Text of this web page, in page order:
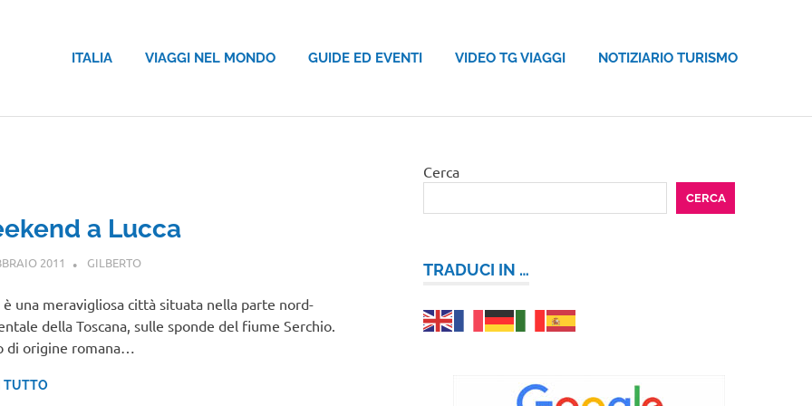
ITALIA VIAGGI NEL MONDO GUIDE ED EVENTI VIDEO TG VIAGGI NOTIZIARIO TURISMO
a Lucca
2011 GILBERTO
è una meravigliosa città situata nella parte nord-
della Toscana, sulle sponde del fiume Serchio.
di origine romana…
TUTTO
Cerca
CERCA
TRADUCI IN …